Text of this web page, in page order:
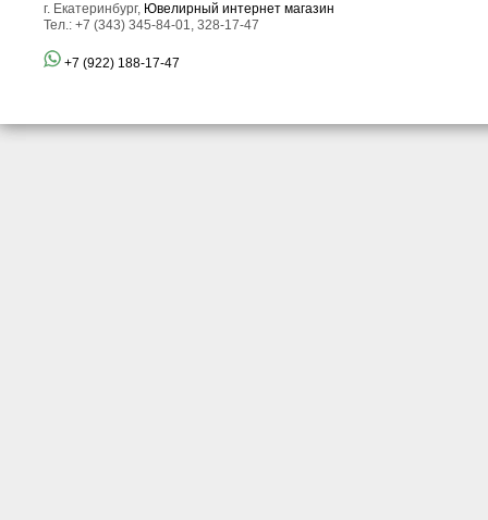
г. Екатеринбург, Ювелирный интернет магазин
Тел.: +7 (343) 345-84-01, 328-17-47
+7 (922) 188-17-47